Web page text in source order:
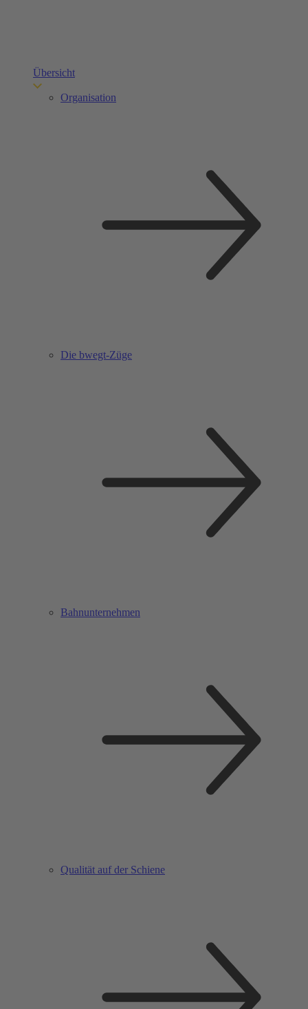
Übersicht
Organisation
Die bwegt-Züge
Bahnunternehmen
Qualität auf der Schiene